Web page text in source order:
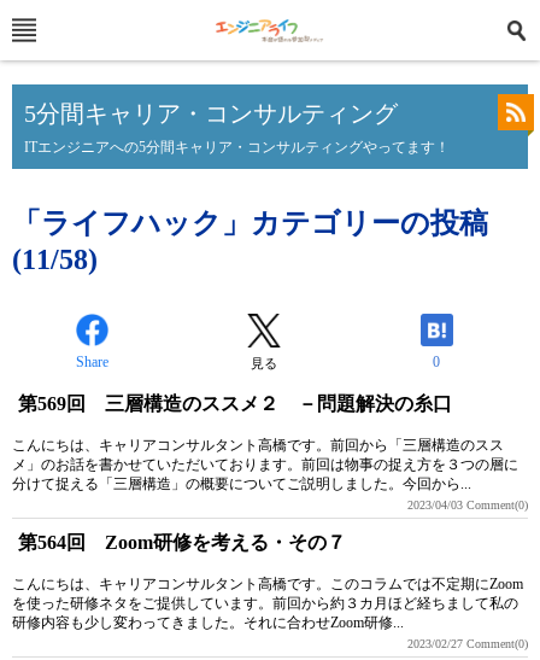
5分間キャリア・コンサルティング
ITエンジニアへの5分間キャリア・コンサルティングやってます！
「ライフハック」カテゴリーの投稿
(11/58)
Share 見る 0
第569回 三層構造のススメ２ －問題解決の糸口
こんにちは、キャリアコンサルタント高橋です。前回から「三層構造のスス
メ」のお話を書かせていただいております。前回は物事の捉え方を３つの層に
分けて捉える「三層構造」の概要についてご説明しました。今回から...
2023/04/03 Comment(0)
第564回 Zoom研修を考える・その７
こんにちは、キャリアコンサルタント高橋です。このコラムでは不定期にZoom
を使った研修ネタをご提供しています。前回から約３カ月ほど経ちまして私の
研修内容も少し変わってきました。それに合わせZoom研修...
2023/02/27 Comment(0)